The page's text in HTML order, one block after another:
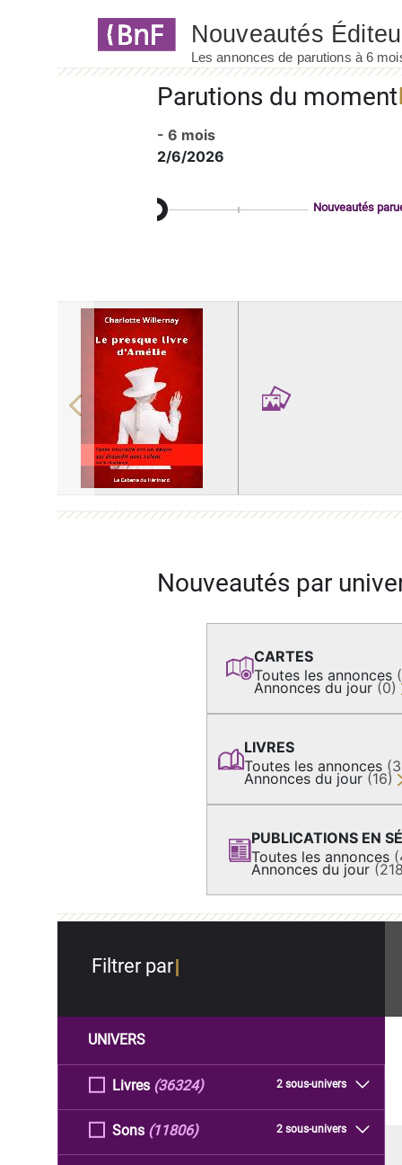
Parutions du moment
- 6 mois
2/6/2026
Nouveautés
Previous
Nouveautés par
CARTES
Toutes les annonces
Annonces du jour (0)
LIVRES
Toutes les annonces
Annonces du jour (16)
PUBLICATIONS EN
Toutes les annonces
Annonces du jour
Filtrer par
UNIVERS
Livres 2 sous-univers
(36324)
Sons 2 sous-univers
(11806)